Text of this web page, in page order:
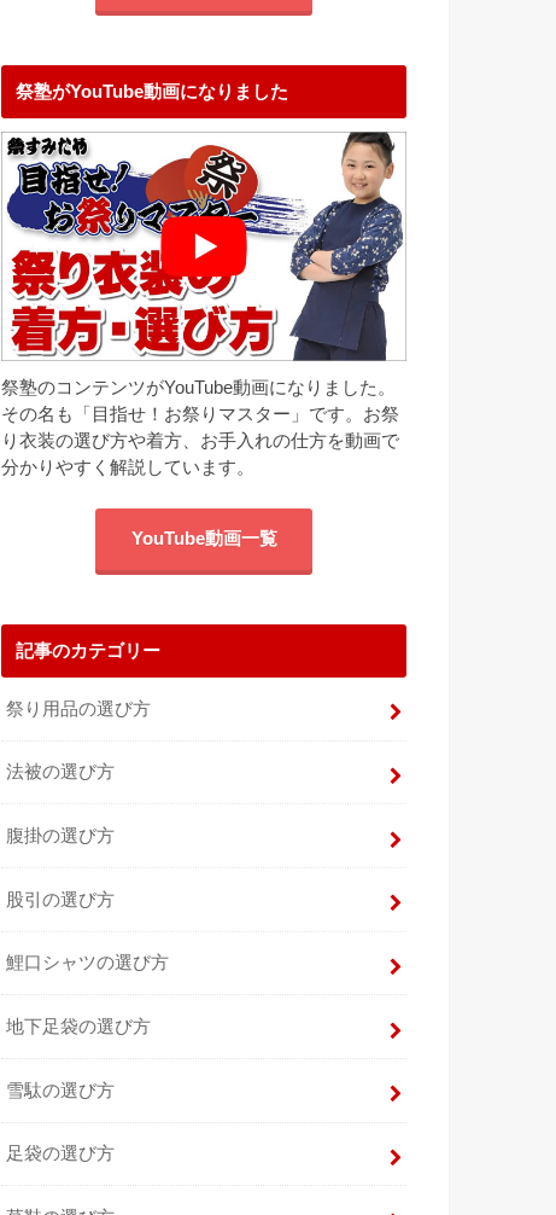
祭塾がYouTube動画になりました
祭塾のコンテンツがYouTube動画になりました。
その名も「目指せ！お祭りマスター」です。お祭
り衣装の選び方や着方、お手入れの仕方を動画で
分かりやすく解説しています。
YouTube動画一覧
記事のカテゴリー
祭り用品の選び方
法被の選び方
腹掛の選び方
股引の選び方
鯉口シャツの選び方
地下足袋の選び方
雪駄の選び方
足袋の選び方